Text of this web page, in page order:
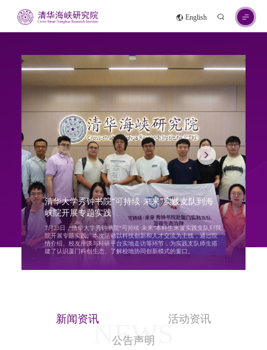
English
清华大学秀钟书院“可持续·未来”实践支队到海
峡院开展专题实践
7月23日，清华大学秀钟书院“可持续·未来”本科生来厦实践支队到我
院开展专题实践。本次活动以科技创新和人才交流为主线，通过院
情介绍、校友座谈与科研平台实地走访等环节，为实践支队师生搭
建了认识厦门科创生态、了解校地协同创新模式的窗口。
NEWS
新闻资讯
活动资讯
公告声明